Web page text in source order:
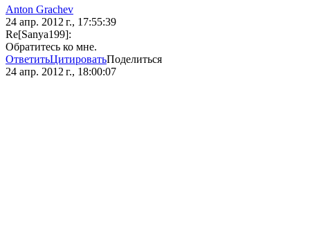
Anton Grachev
24 апр. 2012 г., 17:55:39
Re[Sanya199]:
Обратитесь ко мне.
ОтветитьЦитироватьПоделиться
24 апр. 2012 г., 18:00:07